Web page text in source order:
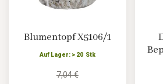
Blumentopf X5106/1
Auf Lager: > 20 Stk
7,04 €